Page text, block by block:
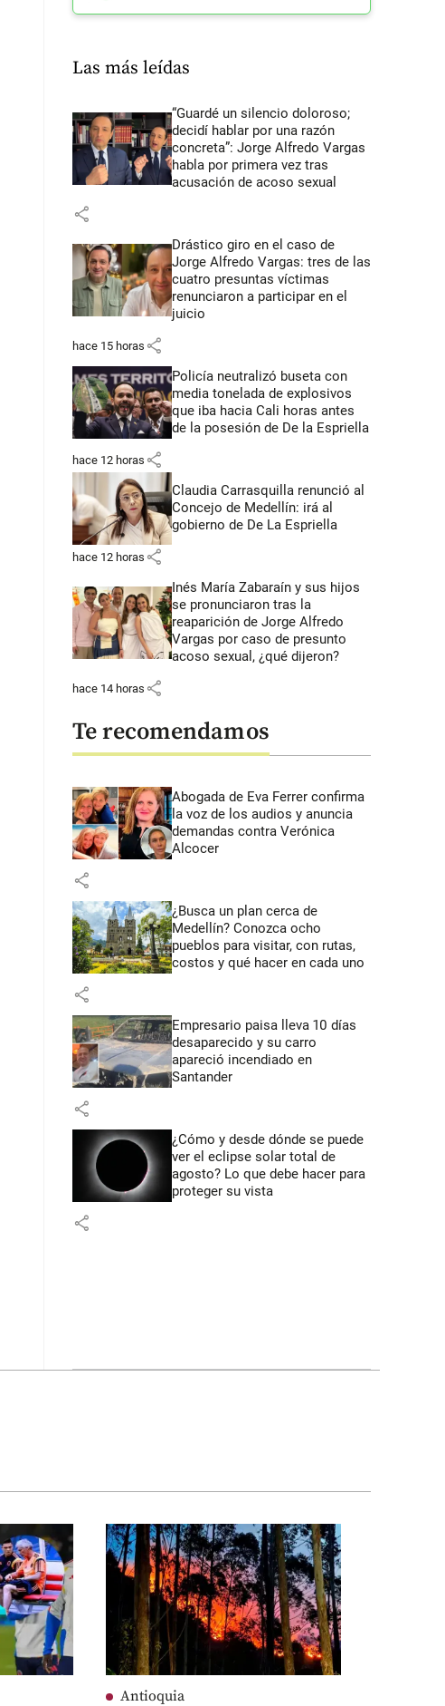
Las más leídas
“Guardé un silencio doloroso;
decidí hablar por una razón
concreta”: Jorge Alfredo Vargas
habla por primera vez tras
acusación de acoso sexual
share
Drástico giro en el caso de
Jorge Alfredo Vargas: tres de las
cuatro presuntas víctimas
renunciaron a participar en el
juicio
hace 15 horas share
Policía neutralizó buseta con
media tonelada de explosivos
que iba hacia Cali horas antes
de la posesión de De la Espriella
hace 12 horas share
Claudia Carrasquilla renunció al
Concejo de Medellín: irá al
gobierno de De La Espriella
hace 12 horas share
Inés María Zabaraín y sus hijos
se pronunciaron tras la
reaparición de Jorge Alfredo
Vargas por caso de presunto
acoso sexual, ¿qué dijeron?
hace 14 horas share
Te recomendamos
Abogada de Eva Ferrer confirma
la voz de los audios y anuncia
demandas contra Verónica
Alcocer
share
¿Busca un plan cerca de
Medellín? Conozca ocho
pueblos para visitar, con rutas,
costos y qué hacer en cada uno
share
Empresario paisa lleva 10 días
desaparecido y su carro
apareció incendiado en
Santander
share
¿Cómo y desde dónde se puede
ver el eclipse solar total de
agosto? Lo que debe hacer para
proteger su vista
share
Antioquia